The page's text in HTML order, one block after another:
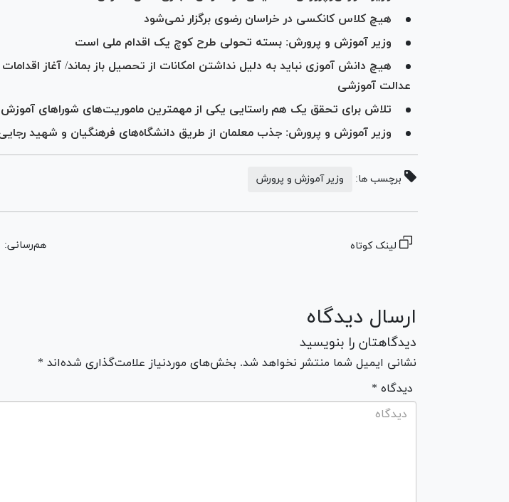
هیچ کلاس کانکسی در خراسان رضوی برگزار نمی‌شود
وزیر آموزش و پرورش: بسته تحولی طرح کوچ یک اقدام ملی است
هیچ دانش آموزی نباید به دلیل نداشتن امکانات از تحصیل باز بماند/ آغاز
عدالت آموزشی
تلاش برای تحقق یک هم راستایی یکی از مهمترین ماموریت‌های شورا‌های
وزیر آموزش و پرورش: جذب معلمان از طریق دانشگاه‌های فرهنگیان و شهید
برچسب ها: وزیر آموزش و پرورش
لینک کوتاه هم‌رسانی:
ارسال دیدگاه
دیدگاهتان را بنویسید
نشانی ایمیل شما منتشر نخواهد شد. بخش‌های موردنیاز علامت‌گذاری شده‌اند *
* دیدگاه